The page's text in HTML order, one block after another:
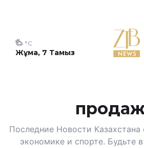
Жұма, 7 Тамыз
°C
Последние Новости
экономике и спорте. Будьте